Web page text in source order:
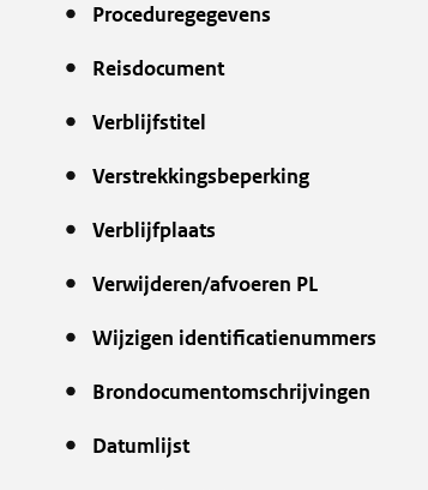
Proceduregegevens
Reisdocument
Verblijfstitel
Verstrekkingsbeperking
Verblijfplaats
Verwijderen/afvoeren PL
Wijzigen identificatienummers
Brondocumentomschrijvingen
Datumlijst